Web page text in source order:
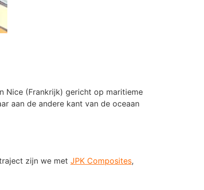
Nice (Frankrijk) gericht op maritieme
aan de andere kant van de oceaan
zijn we met JPK Composites,